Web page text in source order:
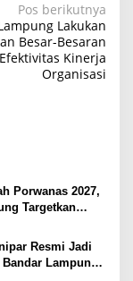
Pos berikutnya
Lakukan
Besar-Besaran
Kinerja
Organisasi
Porwanas 2027,
Targetkan
Resmi Jadi
Bandar Lampung,